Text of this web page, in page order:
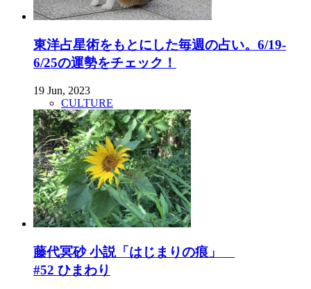
東洋占星術をもとにした毎週の占い。6/19-
6/25の運勢をチェック！
19 Jun, 2023
CULTURE
藤代冥砂 小説「はじまりの痕」
#52 ひまわり